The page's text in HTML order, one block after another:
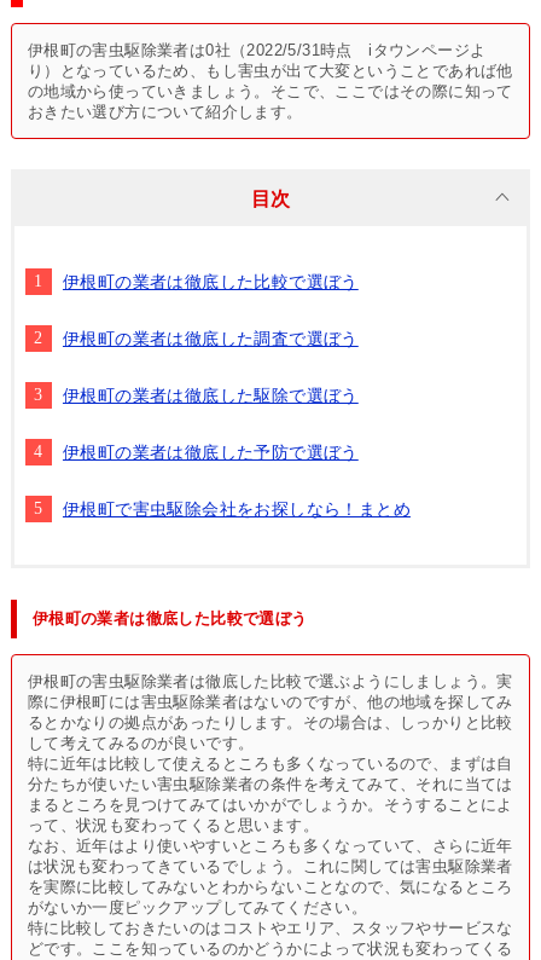
伊根町の害虫駆除業者は0社（2022/5/31時点 iタウンページよ
り）となっているため、もし害虫が出て大変ということであれば他
の地域から使っていきましょう。そこで、ここではその際に知って
おきたい選び方について紹介します。
目次
伊根町の業者は徹底した比較で選ぼう
伊根町の業者は徹底した調査で選ぼう
伊根町の業者は徹底した駆除で選ぼう
伊根町の業者は徹底した予防で選ぼう
伊根町で害虫駆除会社をお探しなら！まとめ
伊根町の業者は徹底した比較で選ぼう
伊根町の害虫駆除業者は徹底した比較で選ぶようにしましょう。実
際に伊根町には害虫駆除業者はないのですが、他の地域を探してみ
るとかなりの拠点があったりします。その場合は、しっかりと比較
して考えてみるのが良いです。
特に近年は比較して使えるところも多くなっているので、まずは自
分たちが使いたい害虫駆除業者の条件を考えてみて、それに当ては
まるところを見つけてみてはいかがでしょうか。そうすることによ
って、状況も変わってくると思います。
なお、近年はより使いやすいところも多くなっていて、さらに近年
は状況も変わってきているでしょう。これに関しては害虫駆除業者
を実際に比較してみないとわからないことなので、気になるところ
がないか一度ピックアップしてみてください。
特に比較しておきたいのはコストやエリア、スタッフやサービスな
どです。ここを知っているのかどうかによって状況も変わってくる